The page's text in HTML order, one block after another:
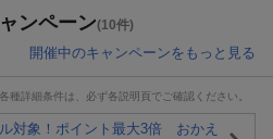
ンペーン(10件)
開催中のキャンペーンをもっと見る
詳細条件は、必ず各説明頁でご確認ください。
対象！ポイント最大3倍 おかえ